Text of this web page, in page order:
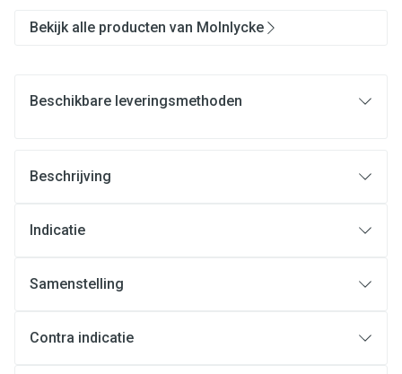
Bekijk alle producten van Molnlycke
Beschikbare leveringsmethoden
Beschrijving
Indicatie
Samenstelling
Contra indicatie